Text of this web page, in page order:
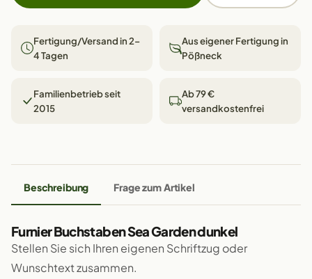
Fertigung/Versand in 2–
4 Tagen
Aus eigener Fertigung in
Pößneck
Familienbetrieb seit
2015
Ab 79 €
versandkostenfrei
Beschreibung Frage zum Artikel
Furnier Buchstaben Sea Garden dunkel
Stellen Sie sich Ihren eigenen Schriftzug oder
Wunschtext zusammen.